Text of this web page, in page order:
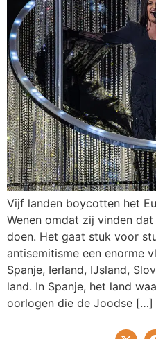
Vijf landen boycotten het
Wenen omdat zij vinden
doen. Het gaat stuk voor
antisemitisme een enorme
Spanje, Ierland, IJsland,
land. In Spanje, het land
oorlogen die de Joodse […]